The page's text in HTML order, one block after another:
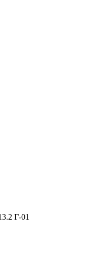
Г-01